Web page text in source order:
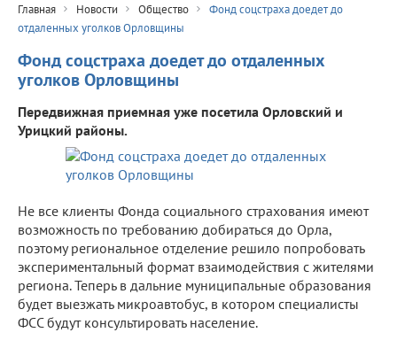
Главная Новости Общество
Фонд соцстраха доедет до
отдаленных уголков Орловщины
Фонд соцстраха доедет до отдаленных
уголков Орловщины
Передвижная приемная уже посетила Орловский и
Урицкий районы.
Не все клиенты Фонда социального страхования имеют
возможность по требованию добираться до Орла,
поэтому региональное отделение решило попробовать
экспериментальный формат взаимодействия с жителями
региона. Теперь в дальние муниципальные образования
будет выезжать микроавтобус, в котором специалисты
ФСС будут консультировать население.